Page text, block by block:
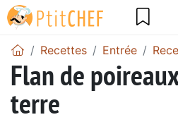
Recettes Entrée
Flan de
terre